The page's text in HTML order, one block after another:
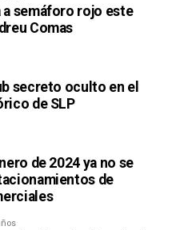
a semáforo rojo este
Comas
secreto oculto en el
de SLP
de 2024 ya no se
de